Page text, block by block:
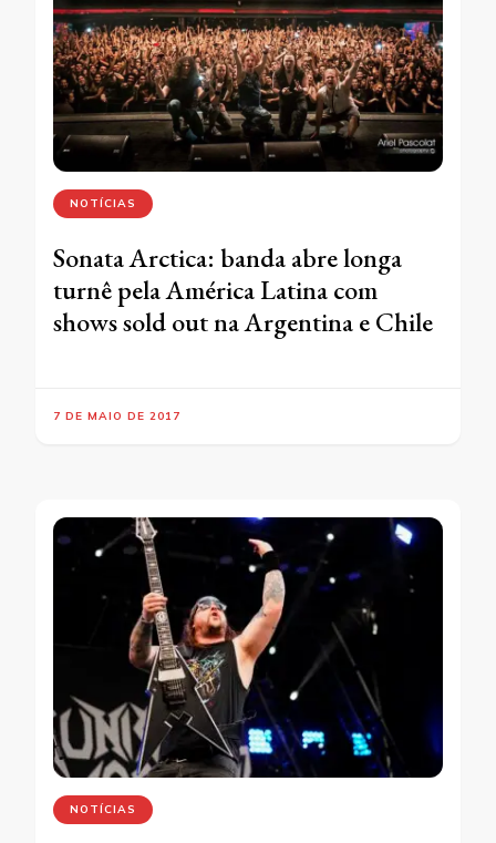
NOTÍCIAS
Sonata Arctica: banda abre longa
turnê pela América Latina com
shows sold out na Argentina e Chile
7 DE MAIO DE 2017
NOTÍCIAS